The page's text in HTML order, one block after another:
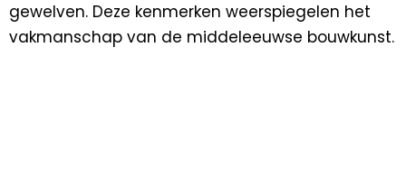
gewelven. Deze kenmerken weerspiegelen het
vakmanschap van de middeleeuwse bouwkunst.